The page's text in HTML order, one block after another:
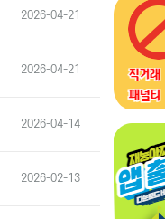
2026-04-21
2026-04-21
2026-04-14
2026-02-13